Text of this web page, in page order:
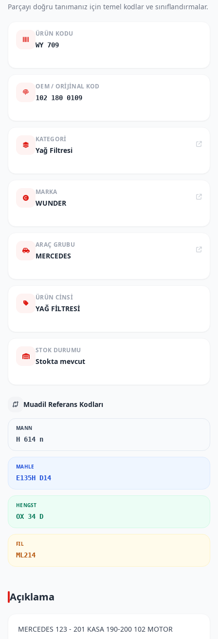
Parçayı doğru tanımanız için temel kodlar ve sınıflandırmalar.
ÜRÜN KODU
WY 709
OEM / ORIJINAL KOD
102 180 0109
KATEGORI
Yağ Filtresi
MARKA
WUNDER
ARAÇ GRUBU
MERCEDES
ÜRÜN CINSI
YAĞ FİLTRESİ
STOK DURUMU
Stokta mevcut
Muadil Referans Kodları
MANN
H 614 n
MAHLE
E135H D14
HENGST
OX 34 D
FIL
ML214
Açıklama
MERCEDES 123 - 201 KASA 190-200 102 MOTOR